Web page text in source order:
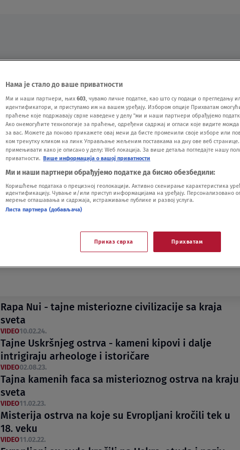
NAJNOVIJE VESTI SHOW SPORT VIDEO NOVA BAZA
Rapa Nui - tajne misteriozne civilizacije sa kraja
sveta
VIDEO10.02.24.
Tajne Uskršnjeg ostrva - kameni kipovi i dalje
intrigiraju arheologe i istoričare
VIDEO02.08.23.
Tajna kamenih faca sa misterioznog ostrva na kraju
sveta
VIDEO11.02.23.
Misterija ostrva na koje su Evropljani kročili tek u
18. veku
VIDEO11.02.22.
Нама је стало до ваше приватности
Ми и наши партнери, њих 603, чувамо личне податке, као што су подаци о прегледању
идентификатори, и приступамо им на вашем уређају. Избором опције Прихватам
праћење које подржавају сврхе наведене у делу "ми и наши партнери обрађујемо
Ако онемогућите технологије за праћење, одређени садржај и огласи које видите
за вас. Можете да поново прикажете овај мени да бисте променили своје изборе или
ком тренутку кликом на линк Управљање жељеним поставкама на дну ове веб
примењивати како је описано у делу: Wеб локација. За више детаља погледајте нашу
приватности. Више информација о вашој приватности
Ми и наши партнери обрађујемо податке да бисмо обезбедили:
Коришћење података о прецизној геолокацији. Активно скенирање карактеристика
идентификацију. Чување и/или приступ информацијама на уређају. Персонализовано
мерење оглашавања и садржаја, истраживање публике и развој услуга.
Листа партнера (добављача)
Приказ сврха Прихватам